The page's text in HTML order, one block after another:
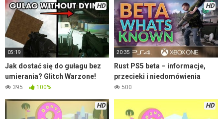
HD
05:19
Jak dostać się do gułagu bez
umierania? Glitch Warzone!
395 100%
HD
20:35
Rust PS5 beta – informacje,
przecieki i niedomówienia
500
HD HD